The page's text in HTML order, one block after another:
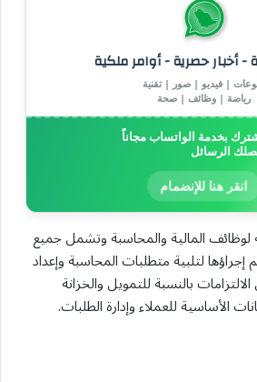
- أخبار حصرية - أوامر ملكية
| فيديو | صور | تقنية
رياضة | وظائف | صحة
بخدمة الواتساب مجاناً
الرسائل
انقر هنا للإنضمام
لوظائف المالية والمحاسبة وتشمل جميع
إجراؤها لتلبية متطلبات المحاسبة وإعداد
الالتزامات بالنسبة للتمويل والخزانة
الأساسية للعملاء وإدارة الطلبات.